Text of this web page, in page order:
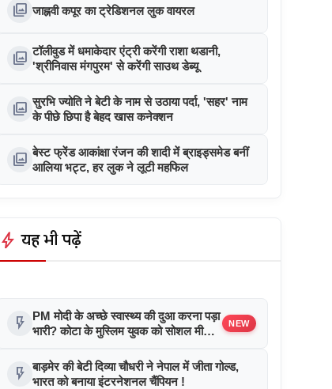
photo_library जाह्नवी कपूर का ट्रेडिशनल लुक वायरल
photo_library टॉलीवुड में धमाकेदार एंट्री करेंगी राशा थडानी,
'श्रीनिवास मंगपुरम' से करेंगी साउथ डेब्यू
photo_library सुरभि ज्योति ने बेटी के नाम से उठाया पर्दा, 'सहर' नाम
के पीछे छिपा है बेहद खास कनेक्शन
photo_library बेस्ट फ्रेंड आकांक्षा रंजन की शादी में ब्राइड्समेड बनीं
आलिया भट्ट, हर लुक ने लूटी महफिल
bolt यह भी पढ़ें
flash_on
PM मोदी के अच्छे स्वास्थ्य की दुआ करना पड़ा
भारी? कोटा के मुस्लिम युवक को सोशल मीडिया
NEW
flash_on बाड़मेर की बेटी दिव्या चौधरी ने नेपाल में जीता गोल्ड,
भारत को बनाया इंटरनेशनल चैंपियन !